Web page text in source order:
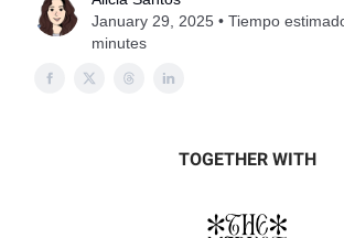
January 29, 2025 • Tiempo
minutes
TOGETHER WITH